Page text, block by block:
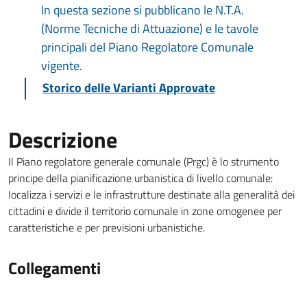
In questa sezione si pubblicano le N.T.A.
(Norme Tecniche di Attuazione) e le tavole
principali del Piano Regolatore Comunale
vigente.
Storico delle Varianti Approvate
Descrizione
Il Piano regolatore generale comunale (Prgc) è lo strumento
principe della pianificazione urbanistica di livello comunale:
localizza i servizi e le infrastrutture destinate alla generalità dei
cittadini e divide il territorio comunale in zone omogenee per
caratteristiche e per previsioni urbanistiche.
Collegamenti